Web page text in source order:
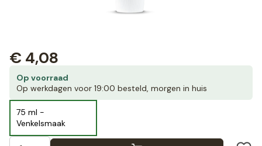
Op voorraad
Op werkdagen voor 19:00 besteld, morgen in huis
75 ml -
Venkelsmaak
€ 4,08